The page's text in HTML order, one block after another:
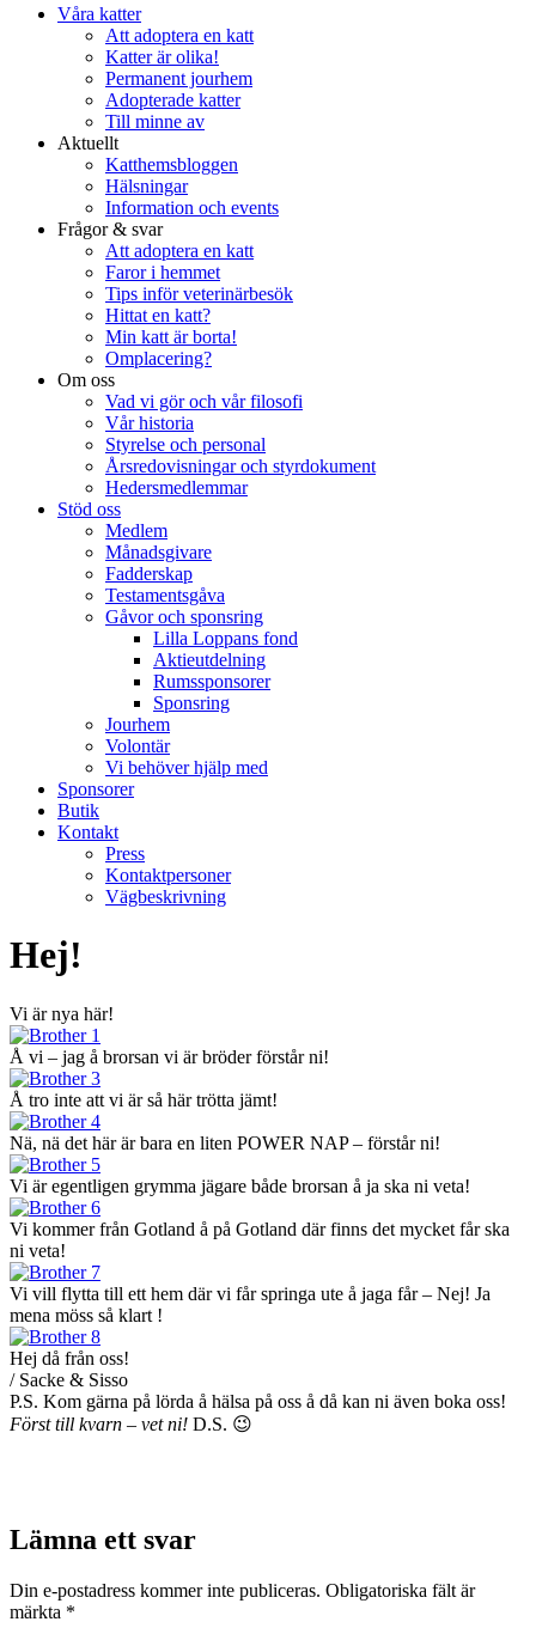
Våra katter
Att adoptera en katt
Katter är olika!
Permanent jourhem
Adopterade katter
Till minne av
Aktuellt
Katthemsbloggen
Hälsningar
Information och events
Frågor & svar
Att adoptera en katt
Faror i hemmet
Tips inför veterinärbesök
Hittat en katt?
Min katt är borta!
Omplacering?
Om oss
Vad vi gör och vår filosofi
Vår historia
Styrelse och personal
Årsredovisningar och styrdokument
Hedersmedlemmar
Stöd oss
Medlem
Månadsgivare
Fadderskap
Testamentsgåva
Gåvor och sponsring
Lilla Loppans fond
Aktieutdelning
Rumssponsorer
Sponsring
Jourhem
Volontär
Vi behöver hjälp med
Sponsorer
Butik
Kontakt
Press
Kontaktpersoner
Vägbeskrivning
Hej!
Vi är nya här!
Å vi – jag å brorsan vi är bröder förstår ni!
Å tro inte att vi är så här trötta jämt!
Nä, nä det här är bara en liten POWER NAP – förstår ni!
Vi är egentligen grymma jägare både brorsan å ja ska ni veta!
Vi kommer från Gotland å på Gotland där finns det mycket får ska
ni veta!
Vi vill flytta till ett hem där vi får springa ute å jaga får – Nej! Ja
mena möss så klart !
Hej då från oss!
/ Sacke & Sisso
P.S. Kom gärna på lörda å hälsa på oss å då kan ni även boka oss!
Först till kvarn – vet ni! D.S. 😉
Lämna ett svar
Din e-postadress kommer inte publiceras. Obligatoriska fält är
märkta *